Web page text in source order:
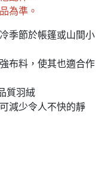
為準。
季節於帳篷或山間小
布料，使其也適合作
質羽絨
減少令人不快的靜